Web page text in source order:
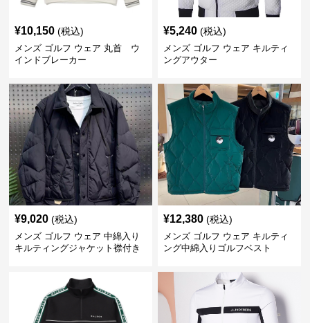
¥10,150 (税込)
メンズ ゴルフ ウェア 丸首 ウ
インドブレーカー
¥5,240 (税込)
メンズ ゴルフ ウェア キルティ
ングアウター
¥9,020 (税込)
メンズ ゴルフ ウェア 中綿入り
キルティングジャケット襟付き
¥12,380 (税込)
メンズ ゴルフ ウェア キルティ
ング中綿入りゴルフベスト